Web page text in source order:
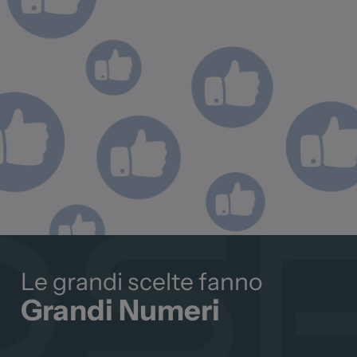
momento consigliatissimo.
Tiziano P.
3 mesi fa
Le grandi scelte fanno
Grandi Numeri